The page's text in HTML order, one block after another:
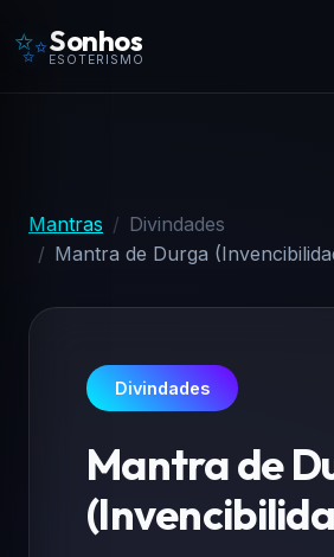
✨Sonhos
ESOTERISMO
Mantras
Divindades
Mantra de Durga
Divindades
Mantra de